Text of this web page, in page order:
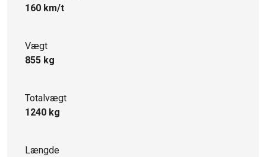
160 km/t
Vægt
855 kg
Totalvægt
1240 kg
Længde